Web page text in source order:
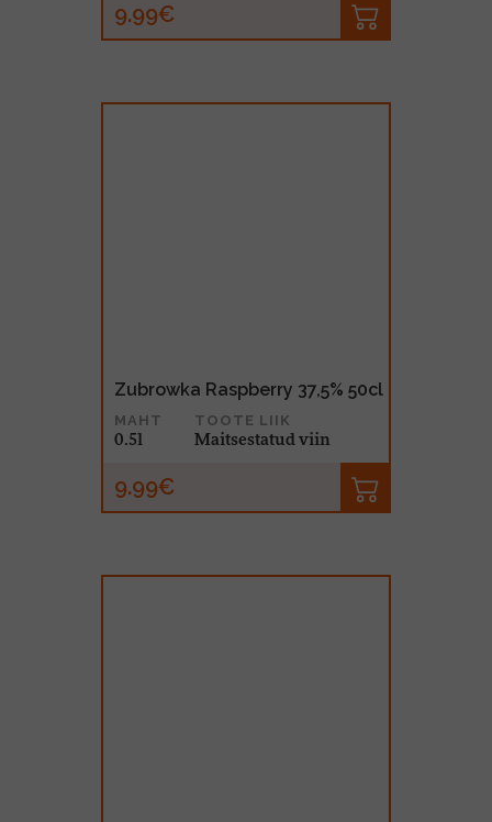
9.99€
Zubrowka Raspberry 37,5% 50cl
MAHT
0.5l
TOOTE LIIK
Maitsestatud viin
9.99€